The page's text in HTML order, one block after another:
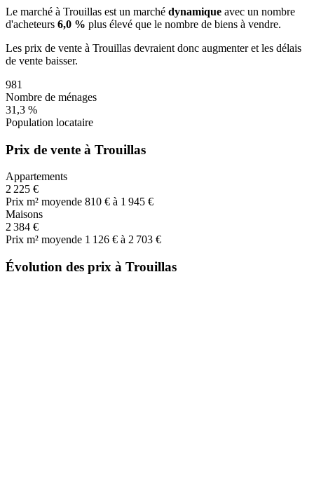
Le marché à Trouillas est un marché dynamique avec un nombre
d'acheteurs 6,0 % plus élevé que le nombre de biens à vendre.
Les prix de vente à Trouillas devraient donc augmenteret les délais
de vente baisser.
981
Nombre de ménages
31,3 %
Population locataire
Prix de vente à Trouillas
Appartements
2 225 €
Prix m² moyende 810 € à 1 945 €
Maisons
2 384 €
Prix m² moyende 1 126 € à 2 703 €
Évolution des prix à Trouillas